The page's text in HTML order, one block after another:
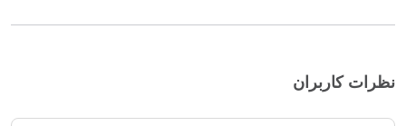
نظرات کاربران